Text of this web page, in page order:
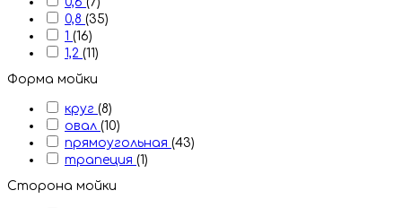
0,8 (35)
1 (16)
1,2 (11)
Форма мойки
круг (8)
овал (10)
прямоугольная (43)
трапеция (1)
Сторона мойки